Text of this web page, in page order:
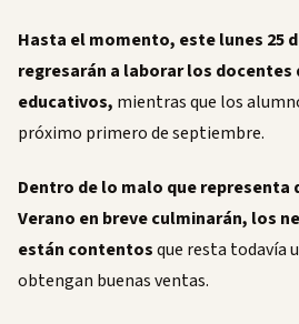
Hasta el momento, este lunes 25
regresarán a laborar los
educativos, mientras que los
próximo primero de septiembre.
Dentro de lo malo que representa
Verano en breve culminarán, los
están contentosque resta todavía
obtengan buenas ventas.